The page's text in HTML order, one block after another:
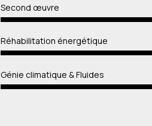
Second œuvre
Réhabilitation énergétique
Génie climatique & Fluides
0
1
2